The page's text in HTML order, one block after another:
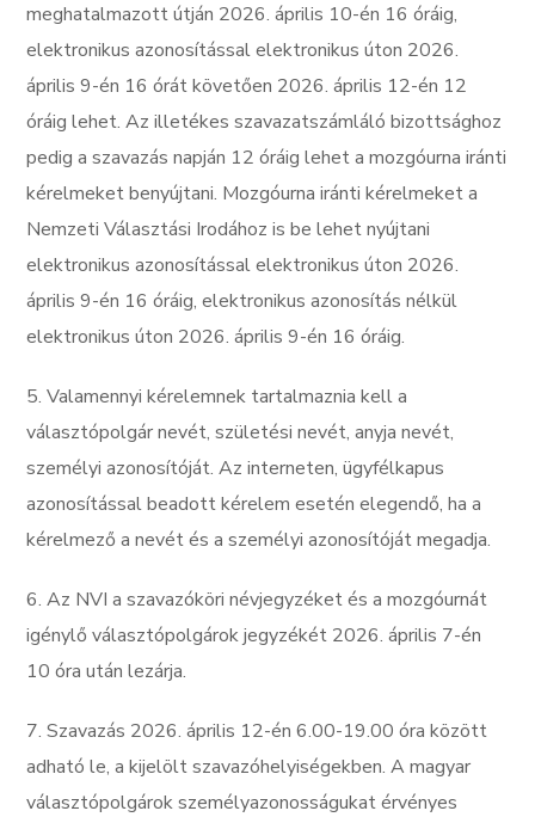
meghatalmazott útján 2026. április 10-én 16 óráig,
elektronikus azonosítással elektronikus úton 2026.
április 9-én 16 órát követően 2026. április 12-én 12
óráig lehet. Az illetékes szavazatszámláló bizottsághoz
pedig a szavazás napján 12 óráig lehet a mozgóurna iránti
kérelmeket benyújtani. Mozgóurna iránti kérelmeket a
Nemzeti Választási Irodához is be lehet nyújtani
elektronikus azonosítással elektronikus úton 2026.
április 9-én 16 óráig, elektronikus azonosítás nélkül
elektronikus úton 2026. április 9-én 16 óráig.
5. Valamennyi kérelemnek tartalmaznia kell a
választópolgár nevét, születési nevét, anyja nevét,
személyi azonosítóját. Az interneten, ügyfélkapus
azonosítással beadott kérelem esetén elegendő, ha a
kérelmező a nevét és a személyi azonosítóját megadja.
6. Az NVI a szavazóköri névjegyzéket és a mozgóurnát
igénylő választópolgárok jegyzékét 2026. április 7-én
10 óra után lezárja.
7. Szavazás 2026. április 12-én 6.00-19.00 óra között
adható le, a kijelölt szavazóhelyiségekben. A magyar
választópolgárok személyazonosságukat érvényes